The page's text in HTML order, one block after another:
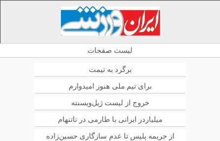
لیست صفحات
برگرد به تیمت
برای تیم ملی هنوز امیدوارم
خروج از لیست ژیل‌ویسنته
میلیاردر ایرانی با طارمی در تاتنهام
از جریمه پلیس تا عدم سازگاری حسین‌زاده